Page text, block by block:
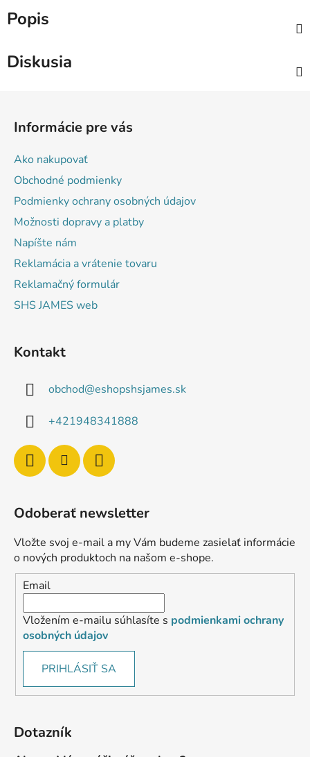
Popis
Diskusia
Informácie pre vás
Ako nakupovať
Obchodné podmienky
Podmienky ochrany osobných údajov
Možnosti dopravy a platby
Napíšte nám
Reklamácia a vrátenie tovaru
Reklamačný formulár
SHS JAMES web
Kontakt
obchod@eshopshsjames.sk
+421948341888
Odoberať newsletter
Vložte svoj e-mail a my Vám budeme zasielať informácie
o nových produktoch na našom e-shope.
Email
Vložením e-mailu súhlasíte s podmienkami ochrany
osobných údajov
PRIHLÁSIŤ SA
Dotazník